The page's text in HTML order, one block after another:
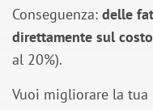
Conseguenza: delle
direttamente sul
al 20%).
Vuoi migliorare la tua